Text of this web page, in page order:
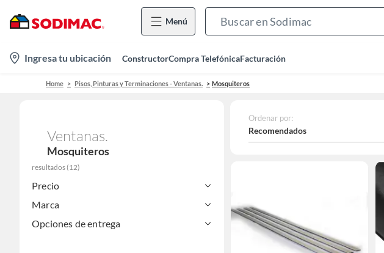
Menú
location-
icon
Ingresa tu ubicación ConstructorCompra TelefónicaFacturación
Home Pisos, Pinturas y Terminaciones - Ventanas. Mosquiteros
Ventanas.
Mosquiteros
resultados (12)
Precio
Marca
Opciones de entrega
Ordenar por:
Recomendados